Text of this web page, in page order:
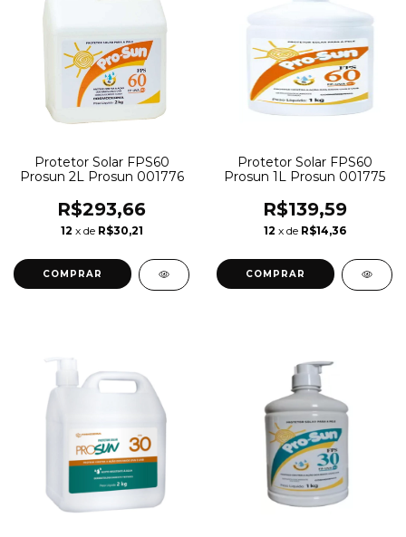
Protetor Solar FPS60
Prosun 2L Prosun 001776
R$293,66
12 x de R$30,21
Protetor Solar FPS60
Prosun 1L Prosun 001775
R$139,59
12 x de R$14,36